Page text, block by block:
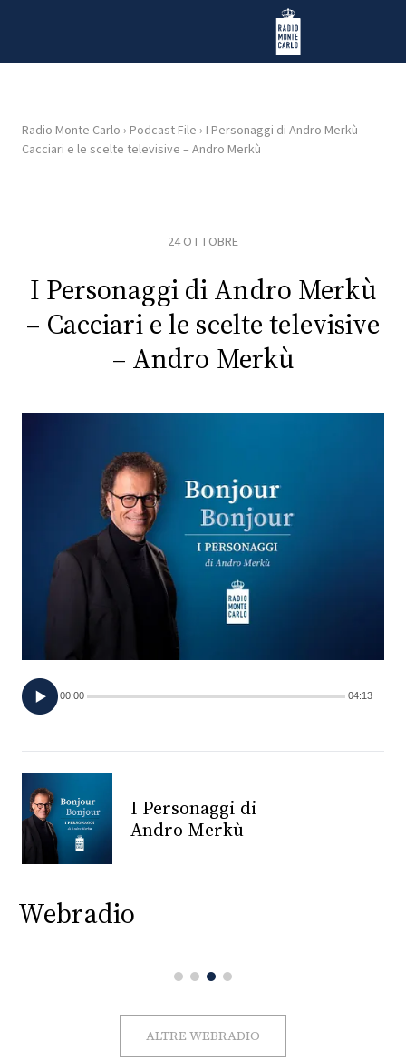
Radio Monte Carlo
HOME
RADIO
PLAYLIST
CONCORSI
EVENTI
TV
PRINCIPATO
MONACO
RMC
CONSIGLIA
Radio Monte Carlo › Podcast File › I Personaggi di Andro Merkù –
Cacciari e le scelte televisive – Andro Merkù
24 OTTOBRE
I Personaggi di Andro Merkù
– Cacciari e le scelte televisive
– Andro Merkù
00:00 04:13
I Personaggi di
Andro Merkù
Webradio
ALTRE WEBRADIO